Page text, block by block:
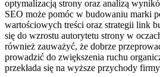
optymalizacją strony oraz analizą
SEO może pomóc w budowaniu marki
wartościowych treści oraz strategii link
się do wzrostu autorytetu strony w
również zauważyć, że dobrze
prowadzić do zwiększenia ruchu
przekłada się na wyższe przychody